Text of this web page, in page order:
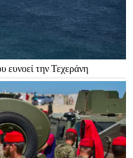
την Τεχεράνη